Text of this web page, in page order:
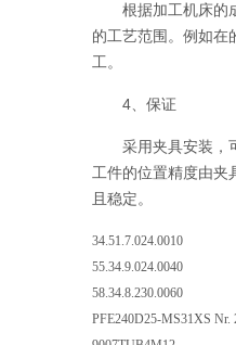
根据加工机床的
的工艺范围。例如在
工。
4、保证
采用夹具安装，
工件的位置精度由夹
且稳定。
34.51.7.024.0010
55.34.9.024.0040
58.34.8.230.0060
PFE240D25-MS31XS Nr.